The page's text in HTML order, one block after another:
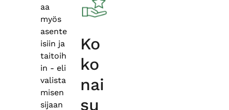
aa
myös
asente
isiin ja
taitoih
in - eli
valista
misen
sijaan
Ko
ko
nai
su